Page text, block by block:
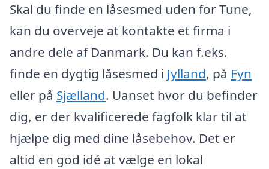
Skal du finde en låsesmed uden for Tune,
kan du overveje at kontakte et firma i
andre dele af Danmark. Du kan f.eks.
finde en dygtig låsesmed i Jylland, på Fyn
eller på Sjælland. Uanset hvor du befinder
dig, er der kvalificerede fagfolk klar til at
hjælpe dig med dine låsebehov. Det er
altid en god idé at vælge en lokal